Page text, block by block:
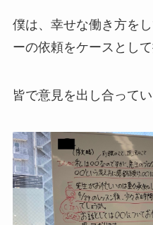
僕は、幸せな働き方を
ーの依頼をケースとして
皆で意見を出し合ってい